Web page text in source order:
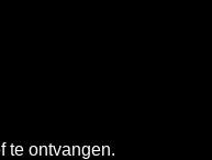
te ontvangen.